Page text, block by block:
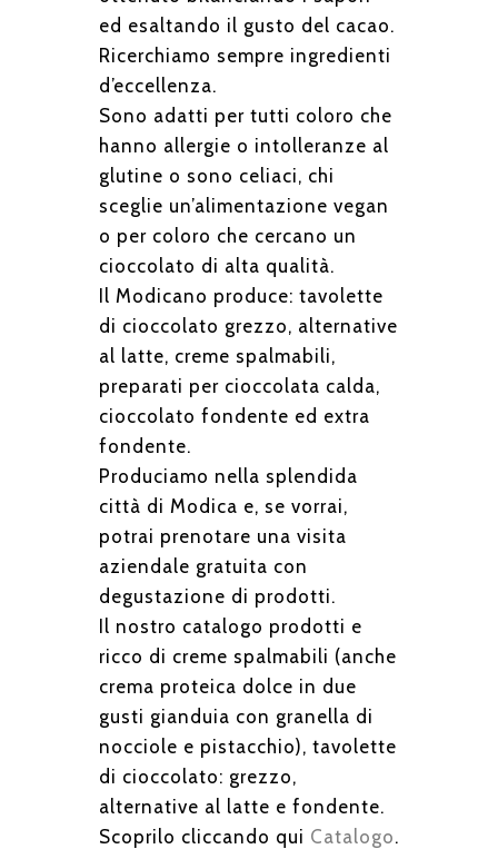
ed esaltando il gusto del cacao.
Ricerchiamo sempre ingredienti
d’eccellenza.
Sono adatti per tutti coloro che
hanno allergie o intolleranze al
glutine o sono celiaci, chi
sceglie un’alimentazione vegan
o per coloro che cercano un
cioccolato di alta qualità.
Il Modicano produce: tavolette
di cioccolato grezzo, alternative
al latte, creme spalmabili,
preparati per cioccolata calda,
cioccolato fondente ed extra
fondente.
Produciamo nella splendida
città di Modica e, se vorrai,
potrai prenotare una visita
aziendale gratuita con
degustazione di prodotti.
Il nostro catalogo prodotti e
ricco di creme spalmabili (anche
crema proteica dolce in due
gusti gianduia con granella di
nocciole e pistacchio), tavolette
di cioccolato: grezzo,
alternative al latte e fondente.
Scoprilo cliccando qui Catalogo.